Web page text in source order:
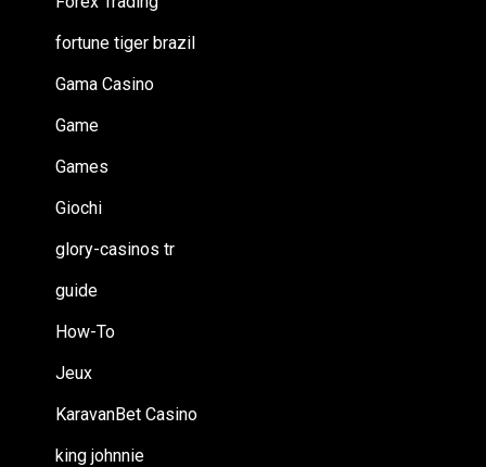
fortune tiger brazil
Gama Casino
Game
Games
Giochi
glory-casinos tr
guide
How-To
Jeux
KaravanBet Casino
king johnnie